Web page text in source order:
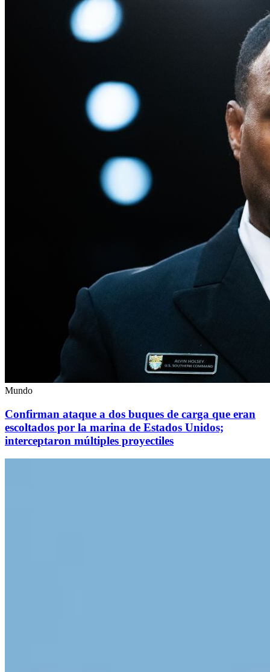
Mundo
Confirman ataque a dos buques de carga que eran
escoltados por la marina de Estados Unidos;
interceptaron múltiples proyectiles